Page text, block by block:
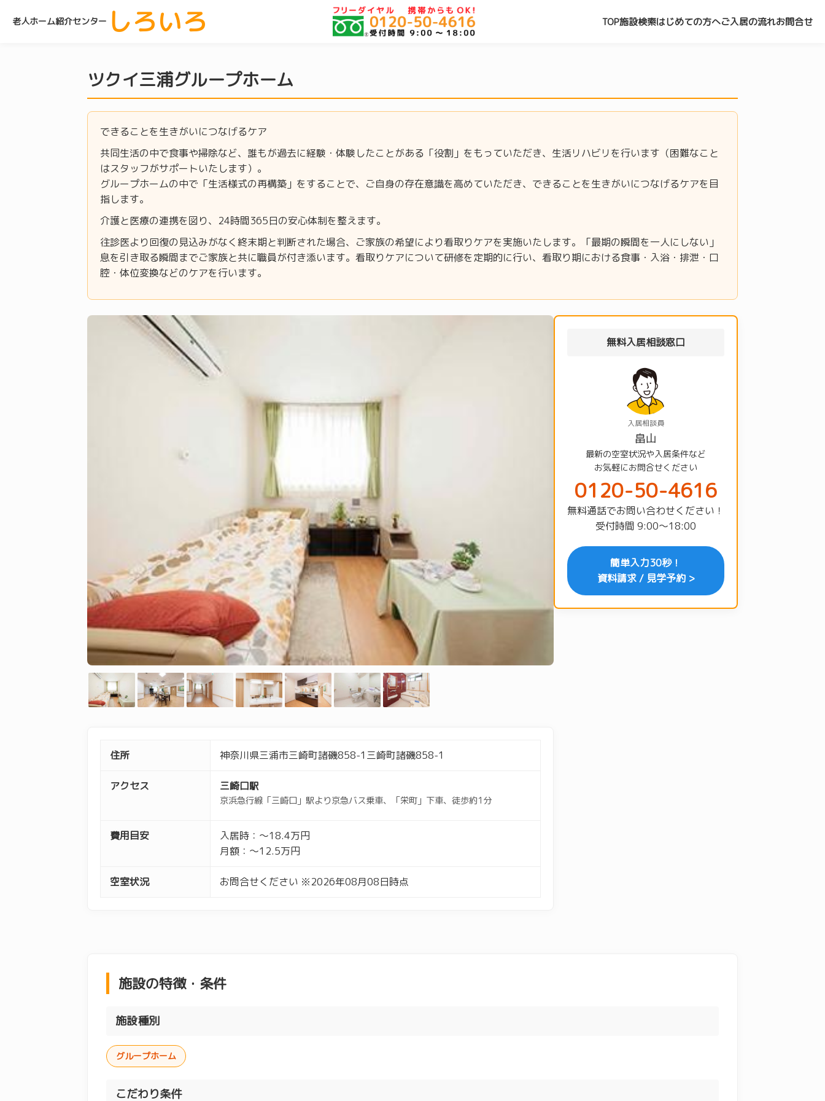
老人ホーム紹介センター しろいろ TOP施設検索はじめての方へご入居の流れお問合せ
ツクイ三浦グループホーム
できることを生きがいにつなげるケア
共同生活の中で食事や掃除など、誰もが過去に経験・体験したことがある「役割」をもっていただき、生活リハビリを行います（困難なこと
はスタッフがサポートいたします）。
グループホームの中で「生活様式の再構築」をすることで、ご自身の存在意識を高めていただき、できることを生きがいにつなげるケアを目
指します。
介護と医療の連携を図り、24時間365日の安心体制を整えます。
往診医より回復の見込みがなく終末期と判断された場合、ご家族の希望により看取りケアを実施いたします。「最期の瞬間を一人にしない」
息を引き取る瞬間までご家族と共に職員が付き添います。看取りケアについて研修を定期的に行い、看取り期における食事・入浴・排泄・口
腔・体位変換などのケアを行います。
住所 神奈川県三浦市三崎町諸磯858-1三崎町諸磯858-1
アクセス 三崎口駅
京浜急行線「三崎口」駅より京急バス乗車、「栄町」下車、徒歩約1分
費用目安
入居時：～18.4万円
月額：～12.5万円
空室状況 お問合せください ※2026年08月08日時点
無料入居相談窓口
入居相談員
畠山
最新の空室状況や入居条件など
お気軽にお問合せください
0120-50-4616
無料通話でお問い合わせください！
受付時間 9:00〜18:00
簡単入力30秒！
資料請求 / 見学予約 >
施設の特徴・条件
施設種別
グループホーム
こだわり条件